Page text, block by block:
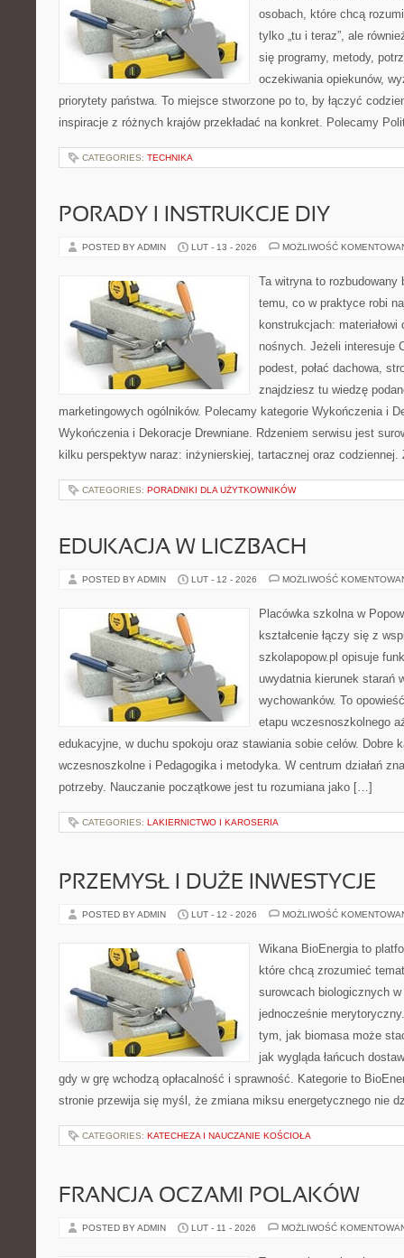
osobach, które chcą
tylko „tu i teraz”, ale
się programy, metody,
oczekiwania opiekunów,
priorytety państwa. To miejsce stworzone po to, by łączyć
inspiracje z różnych krajów przekładać na konkret. Polecamy
CATEGORIES: TECHNIKA
PORADY I INSTRUKCJE DIY
POSTED BY ADMIN LUT - 13 - 2026 MOŻLIWOŚĆ
Ta witryna to rozbudowany
temu, co w praktyce robi
konstrukcjach:
nośnych. Jeżeli interesuje
podest, połać dachowa,
znajdziesz tu wiedzę
marketingowych ogólników. Polecamy kategorie Wykończenia i
Wykończenia i Dekoracje Drewniane. Rdzeniem serwisu jest
kilku perspektyw naraz: inżynierskiej, tartacznej oraz
CATEGORIES: PORADNIKI DLA UŻYTKOWNIKÓW
EDUKACJA W LICZBACH
POSTED BY ADMIN LUT - 12 - 2026 MOŻLIWOŚĆ
Placówka szkolna w
kształcenie łączy się z
szkolapopow.pl opisuje
uwydatnia kierunek starań
wychowanków. To
etapu wczesnoszkolnego
edukacyjne, w duchu spokoju oraz stawiania sobie celów. Dobre
wczesnoszkolne i Pedagogika i metodyka. W centrum działań
potrzeby. Nauczanie początkowe jest tu rozumiana jako […]
CATEGORIES: LAKIERNICTWO I KAROSERIA
PRZEMYSŁ I DUŻE INWESTYCJE
POSTED BY ADMIN LUT - 12 - 2026 MOŻLIWOŚĆ
Wikana BioEnergia to
które chcą zrozumieć
surowcach biologicznych
jednocześnie
tym, jak biomasa może
jak wygląda łańcuch
gdy w grę wchodzą opłacalność i sprawność. Kategorie to
stronie przewija się myśl, że zmiana miksu energetycznego nie
CATEGORIES: KATECHEZA I NAUCZANIE KOŚCIOŁA
FRANCJA OCZAMI POLAKÓW
POSTED BY ADMIN LUT - 11 - 2026 MOŻLIWOŚĆ